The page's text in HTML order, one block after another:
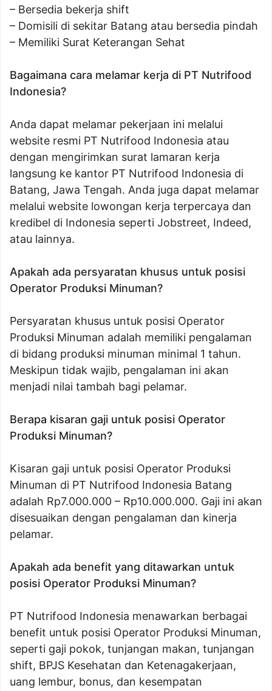
– Bersedia bekerja shift
– Domisili di sekitar Batang atau bersedia pindah
– Memiliki Surat Keterangan Sehat
Bagaimana cara melamar kerja di PT Nutrifood
Indonesia?
Anda dapat melamar pekerjaan ini melalui
website resmi PT Nutrifood Indonesia atau
dengan mengirimkan surat lamaran kerja
langsung ke kantor PT Nutrifood Indonesia di
Batang, Jawa Tengah. Anda juga dapat melamar
melalui website lowongan kerja terpercaya dan
kredibel di Indonesia seperti Jobstreet, Indeed,
atau lainnya.
Apakah ada persyaratan khusus untuk posisi
Operator Produksi Minuman?
Persyaratan khusus untuk posisi Operator
Produksi Minuman adalah memiliki pengalaman
di bidang produksi minuman minimal 1 tahun.
Meskipun tidak wajib, pengalaman ini akan
menjadi nilai tambah bagi pelamar.
Berapa kisaran gaji untuk posisi Operator
Produksi Minuman?
Kisaran gaji untuk posisi Operator Produksi
Minuman di PT Nutrifood Indonesia Batang
adalah Rp7.000.000 – Rp10.000.000. Gaji ini akan
disesuaikan dengan pengalaman dan kinerja
pelamar.
Apakah ada benefit yang ditawarkan untuk
posisi Operator Produksi Minuman?
PT Nutrifood Indonesia menawarkan berbagai
benefit untuk posisi Operator Produksi Minuman,
seperti gaji pokok, tunjangan makan, tunjangan
shift, BPJS Kesehatan dan Ketenagakerjaan,
uang lembur, bonus, dan kesempatan